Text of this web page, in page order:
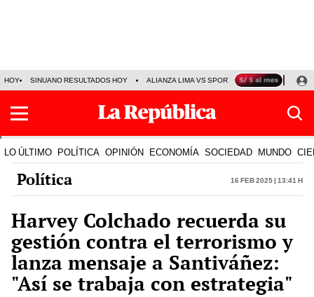
HOY SINUANO RESULTADOS HOY ALIANZA LIMA VS SPORT BOYS JORGE
LO ÚLTIMO POLÍTICA OPINIÓN ECONOMÍA SOCIEDAD MUNDO
Política 16 Feb 2025 | 13:41 h
Harvey Colchado recuerda su
gestión contra el terrorismo y
lanza mensaje a Santiváñez:
"Así se trabaja con estrategia"